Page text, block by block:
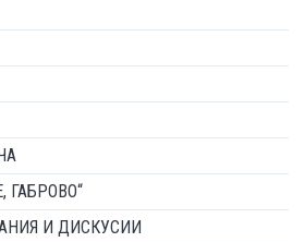
ГАБРОВО“
И ДИСКУСИИ